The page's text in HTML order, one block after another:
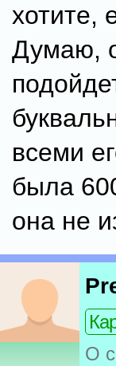
хотите,
Думаю,
всеми
была
она не
О